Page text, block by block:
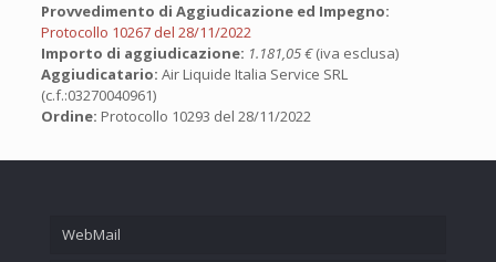
Provvedimento di Aggiudicazione ed Impegno:
Protocollo 10267 del 28/11/2022
Importo di aggiudicazione: 1.181,05 €(iva esclusa)
Aggiudicatario: Air Liquide Italia Service SRL
(c.f.:03270040961)
Ordine: Protocollo 10293 del 28/11/2022
WebMail